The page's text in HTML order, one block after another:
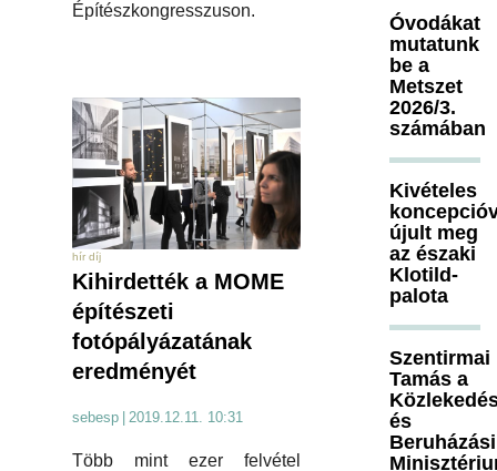
Építészkongresszuson.
hír díj
Kihirdették a MOME
építészeti
fotópályázatának
eredményét
sebesp 2019.12.11. 10:31
Több mint ezer felvétel
Óvodákat
mutatunk
be a
Metszet
2026/3.
számában
Kivételes
újult meg
az északi
Klotild-
palota
Szentirmai
Tamás a
és
Beruházási